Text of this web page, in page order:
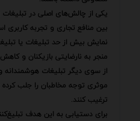
یکی از چالش‌های اصلی در تبلیغات
بین منافع تجاری و تجربه کاربری
نمایش بیش از حد تبلیغات یا
منجر به نارضایتی بازیکنان و
از سوی دیگر تبلیغات
موثری توجه مخاطبان را جلب کرده
ترغیب کنند.
برای دستیابی به این هدف